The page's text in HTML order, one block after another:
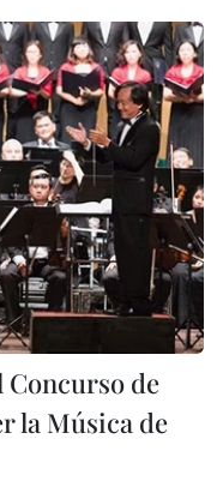
Concurso de
la Música de